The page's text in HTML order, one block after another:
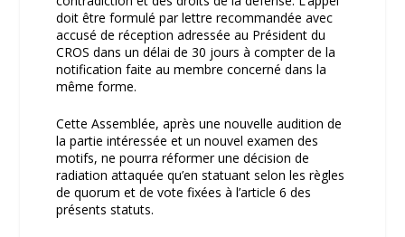
doit être formulé par lettre recommandée avec
accusé de réception adressée au Président du
CROS dans un délai de 30 jours à compter de la
notification faite au membre concerné dans la
même forme.
Cette Assemblée, après une nouvelle audition de
la partie intéressée et un nouvel examen des
motifs, ne pourra réformer une décision de
radiation attaquée qu’en statuant selon les règles
de quorum et de vote fixées à l’article 6 des
présents statuts.